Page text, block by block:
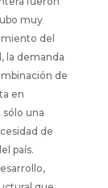
muy
del
la demanda
de
en
una
de
país.